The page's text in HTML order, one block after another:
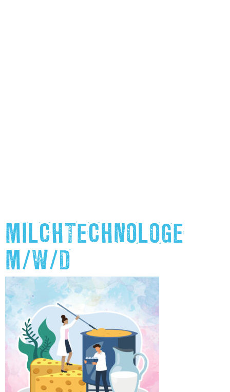
MILCHTECHNOLOGE
M/W/D